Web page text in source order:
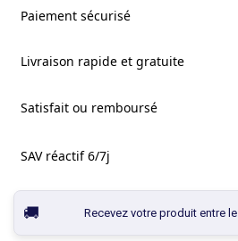
Paiement sécurisé
Livraison rapide et gratuite
Satisfait ou remboursé
SAV réactif 6/7j
Recevez votre produit entre le